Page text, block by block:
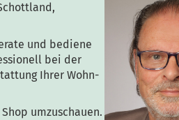
und bediene
bei der
Ihrer Wohn-
umzuschauen.